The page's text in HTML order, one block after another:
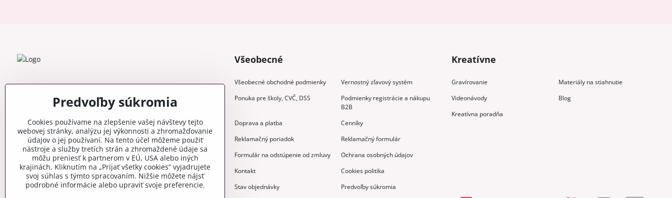
Všeobecné
Všeobecné obchodné podmienky
Vernostný zľavový systém
Ponuka pre školy, CVČ, DSS
Podmienky registrácie a nákupu
B2B
Doprava a platba
Cenníky
Reklamačný poriadok
Reklamačný formulár
Formulár na odstúpenie od zmluvy
Ochrana osobných údajov
Kontakt
Cookies politika
Stav objednávky
Predvoľby súkromia
Kreatívne
Gravírovanie
Materiály na stiahnutie
Videonávody
Blog
Kreatívna poradňa
Predvoľby súkromia
Cookies používame na zlepšenie vašej návštevy tejto
webovej stránky, analýzu jej výkonnosti a zhromažďovanie
údajov o jej používaní. Na tento účel môžeme použiť
nástroje a služby tretích strán a zhromaždené údaje sa
môžu preniesť k partnerom v EÚ, USA alebo iných
krajinách. Kliknutím na „Prijať všetky cookies“ vyjadrujete
svoj súhlas s týmto spracovaním. Nižšie môžete nájsť
podrobné informácie alebo upraviť svoje preferencie.